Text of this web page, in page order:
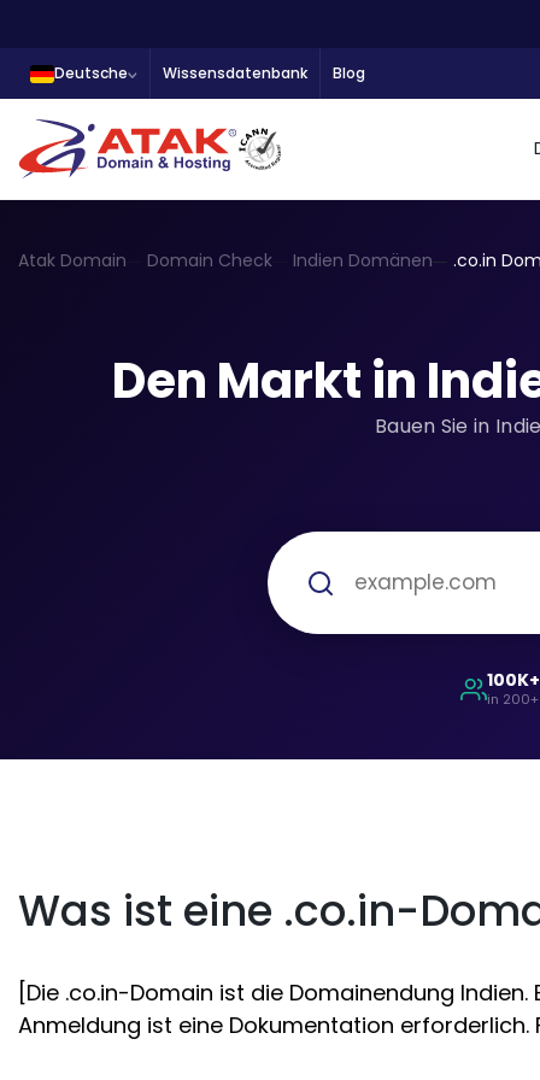
Deutsche Wissensdatenbank Blog
Atak Domain Domain Check Indien Domänen .co.in
Den Markt in
Bauen Sie in
in
Was ist eine .co.in-
[Die .co.in-Domain ist die Domainendung
Anmeldung ist eine Dokumentation